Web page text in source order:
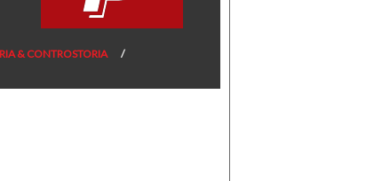
& CONTROSTORIA